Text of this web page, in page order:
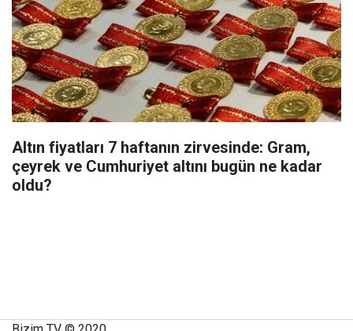
Altın fiyatları 7 haftanın zirvesinde: Gram,
çeyrek ve Cumhuriyet altını bugün ne kadar
oldu?